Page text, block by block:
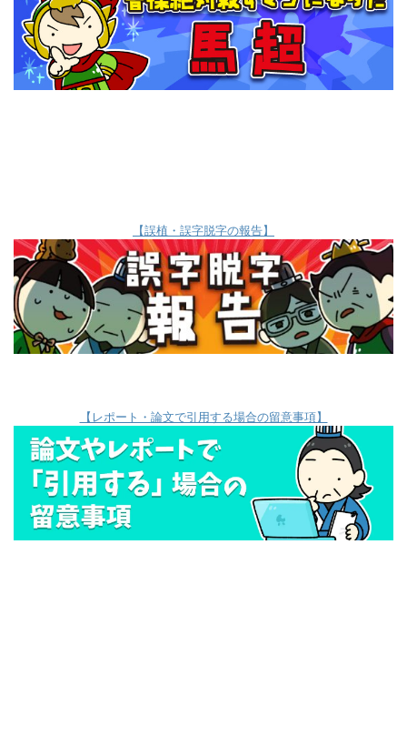
【誤植・誤字脱字の報告】
【レポート・論文で引用する場合の留意事項】